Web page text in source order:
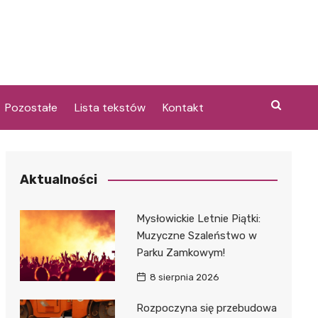
Pozostałe Lista tekstów Kontakt
Aktualności
Mysłowickie Letnie Piątki:
Muzyczne Szaleństwo w
Parku Zamkowym!
8 sierpnia 2026
Rozpoczyna się przebudowa